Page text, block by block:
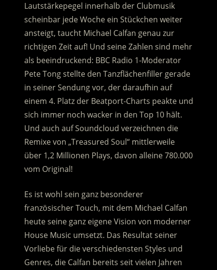
Lautstärkepegel innerhalb der Clubmusik
scheinbar jede Woche ein Stückchen weiter
ansteigt, taucht Michael Calfan genau zur
richtigen Zeit auf! Und seine Zahlen sind mehr
als beeindruckend: BBC Radio 1-Moderator
Pete Tong stellte den Tanzflächenfiller gerade
in seiner Sendung vor, der daraufhin auf
einem 4. Platz der Beatport-Charts peakte und
sich immer noch wacker in den Top 10 hält.
Und auch auf Soundcloud verzeichnen die
Remixe von „Treasured Soul“ mittlerweile
über 1,2 Millionen Plays, davon alleine 780.000
vom Original!
Es ist wohl sein ganz besonderer
französischer Touch, mit dem Michael Calfan
heute seine ganz eigene Vision von moderner
House Music umsetzt. Das Resultat seiner
Vorliebe für die verschiedensten Styles und
Genres, die Calfan bereits seit vielen Jahren